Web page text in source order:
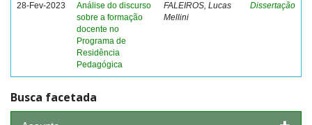
28-Fev-2023
Análise do discurso
sobre a formação
docente no
Programa de
Residência
Pedagógica
FALEIROS, Lucas
Mellini
Dissertação
Busca facetada